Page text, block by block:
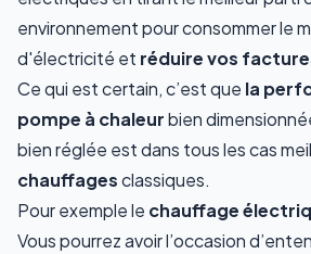
environnement pour consommer le
d'électricité et réduire vos
Ce qui est certain, c’est que la
pompe à chaleurbien
bien réglée est dans tous les cas
chauffagesclassiques.
Pour exemple le chauffage
Vous pourrez avoir l’occasion